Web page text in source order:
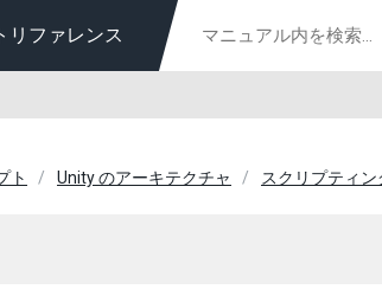
リファレンス
ト Unity のアーキテクチャ スクリプティ